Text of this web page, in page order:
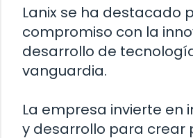
Lanix se ha destacado
compromiso con la
desarrollo de
vanguardia.
La empresa invierte en
y desarrollo para crear